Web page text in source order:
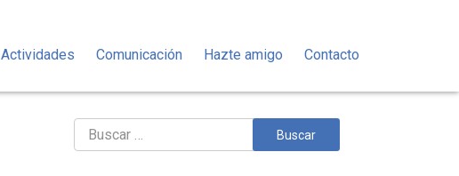
Actividades Comunicación Hazte amigo Contacto
Buscar: